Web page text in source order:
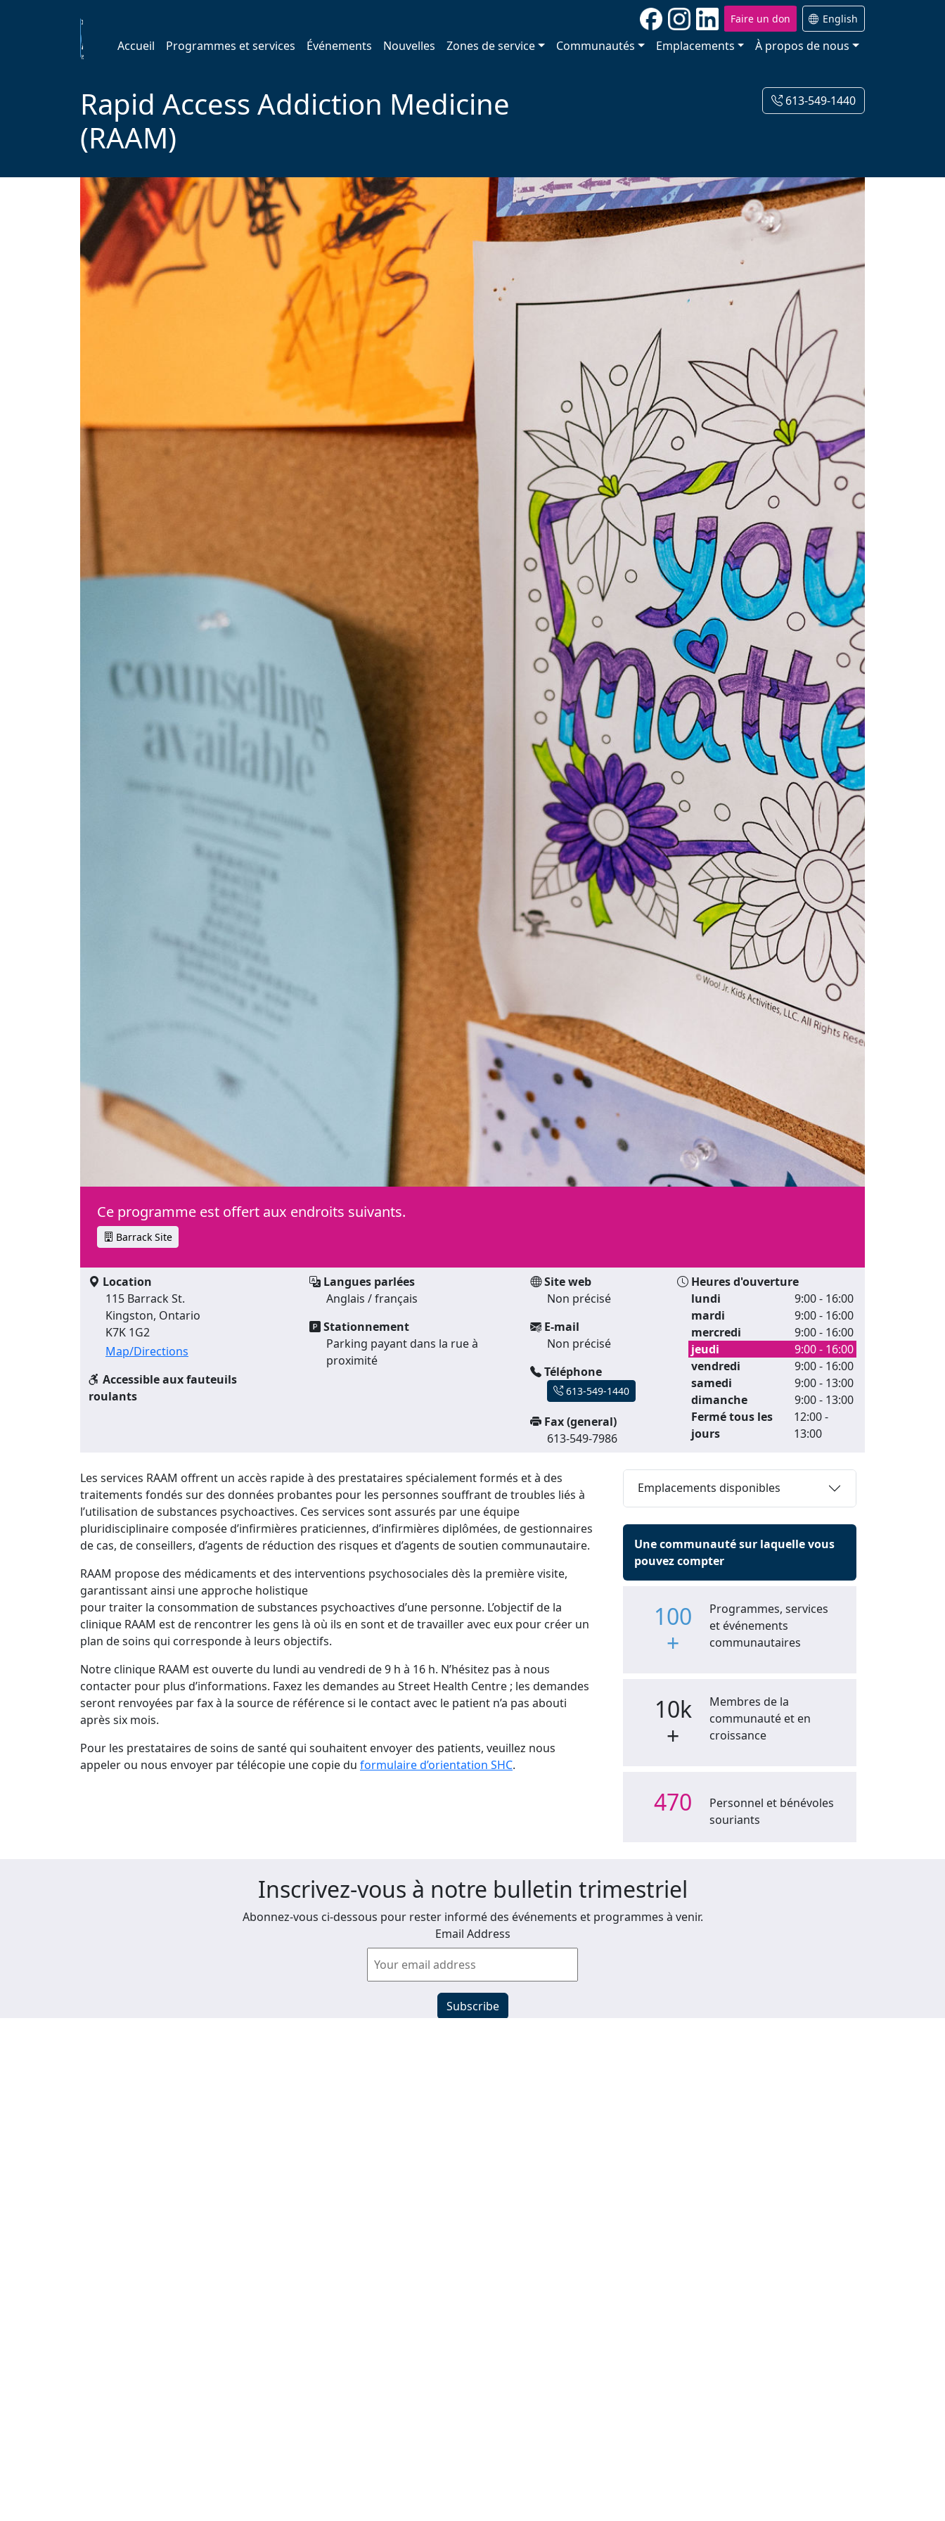
Faire un don English
Accueil Programmes et services Événements Nouvelles Zones de service Communautés Emplacements À propos de nous
Rapid Access Addiction Medicine
(RAAM)
613-549-1440
Ce programme est offert aux endroits suivants.
Barrack Site
Location
115 Barrack St.
Kingston, Ontario
K7K 1G2
Map/Directions
Accessible aux fauteuils
roulants
Langues parlées
Anglais / français
Stationnement
Parking payant dans la rue à
proximité
Site web
Non précisé
E-mail
Non précisé
Téléphone
613-549-1440
Fax (general)
613-549-7986
Heures d'ouverture
lundi
9:00 - 16:00
mardi
9:00 - 16:00
mercredi
9:00 - 16:00
jeudi
9:00 - 16:00
vendredi
9:00 - 16:00
samedi
9:00 - 13:00
dimanche
9:00 - 13:00
Fermé tous les
jours
12:00 -
13:00
Les services RAAM offrent un accès rapide à des prestataires spécialement formés et à des
traitements fondés sur des données probantes pour les personnes souffrant de troubles liés à
l’utilisation de substances psychoactives. Ces services sont assurés par une équipe
pluridisciplinaire composée d’infirmières praticiennes, d’infirmières diplômées, de gestionnaires
de cas, de conseillers, d’agents de réduction des risques et d’agents de soutien communautaire.
RAAM propose des médicaments et des interventions psychosociales dès la première visite,
garantissant ainsi une approche holistique
pour traiter la consommation de substances psychoactives d’une personne. L’objectif de la
clinique RAAM est de rencontrer les gens là où ils en sont et de travailler avec eux pour créer un
plan de soins qui corresponde à leurs objectifs.
Notre clinique RAAM est ouverte du lundi au vendredi de 9 h à 16 h. N’hésitez pas à nous
contacter pour plus d’informations. Faxez les demandes au Street Health Centre ; les demandes
seront renvoyées par fax à la source de référence si le contact avec le patient n’a pas abouti
après six mois.
Pour les prestataires de soins de santé qui souhaitent envoyer des patients, veuillez nous
appeler ou nous envoyer par télécopie une copie du formulaire d’orientation SHC.
Emplacements disponibles
Une communauté sur laquelle vous
pouvez compter
100
+
Programmes, services
et événements
communautaires
10k
+
Membres de la
communauté et en
croissance
470
Personnel et bénévoles
souriants
Inscrivez-vous à notre bulletin trimestriel
Abonnez-vous ci-dessous pour rester informé des événements et programmes à venir.
Email Address